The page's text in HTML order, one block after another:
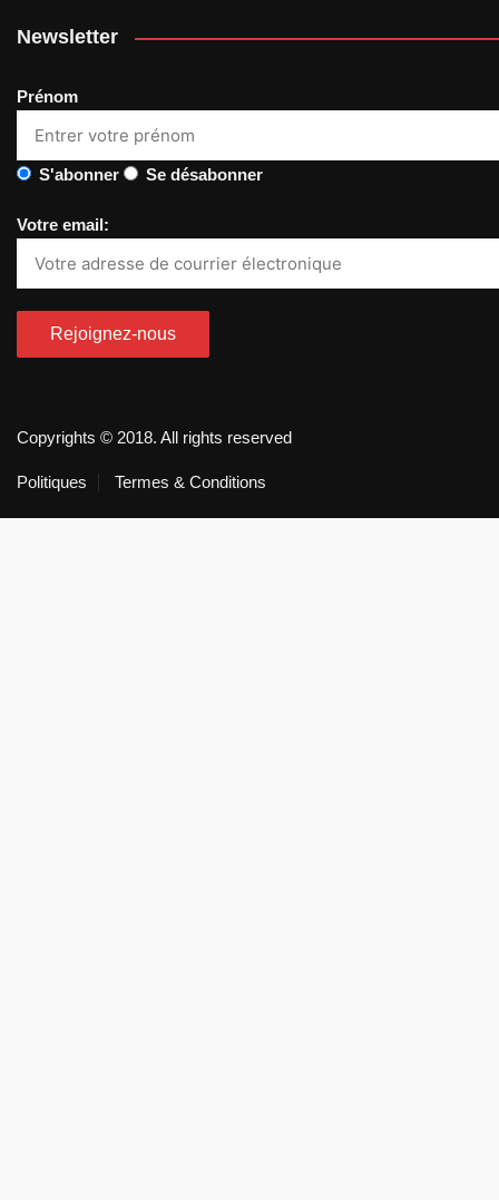
Newsletter
Prénom
S'abonner Se désabonner
Votre email:
Copyrights © 2018. All rights reserved
Politiques Termes & Conditions